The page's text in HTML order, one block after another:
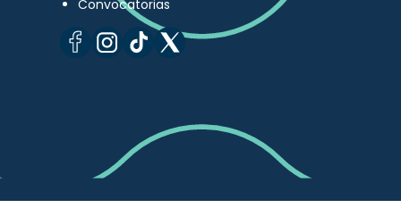
Convocatorias